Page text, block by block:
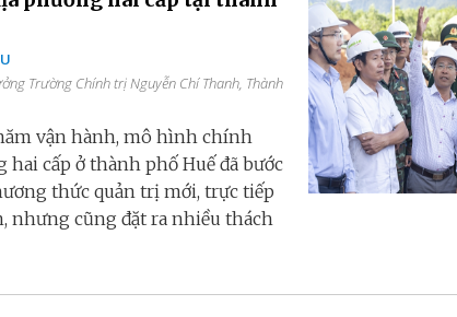
Trường Chính trị Nguyễn Chí Thanh, Thành
vận hành, mô hình chính
hai cấp ở thành phố Huế đã bước
thức quản trị mới, trực tiếp
nhưng cũng đặt ra nhiều thách